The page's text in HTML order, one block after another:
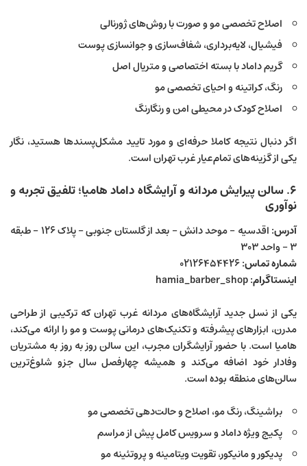
اصلاح تخصصی مو و صورت با روش‌های ژورنالی
فیشیال، لایه‌برداری، شفاف‌سازی و جوانسازی پوست
گریم داماد با بسته اختصاصی و متریال اصل
رنگ، کراتینه و احیای تخصصی مو
اصلاح کودک در محیطی امن و رنگارنگ
اگر دنبال نتیجه کاملا حرفه‌ای و مورد تایید مشکل‌پسندها هستید، نگار
یکی از گزینه‌های تمام‌عیار غرب تهران است.
۶. سالن پیرایش مردانه و آرایشگاه داماد هامیا؛ تلفیق تجربه و
نوآوری
آدرس:
اقدسیه – موحد دانش – بعد از گلستان جنوبی – پلاک ۱۲۶ – طبقه
۳ – واحد ۳۰۳
شماره تماس:
اینستاگرام:
یکی از نسل جدید آرایشگاه‌های مردانه غرب تهران که ترکیبی از طراحی
مدرن، ابزارهای پیشرفته و تکنیک‌های درمانی پوست و مو را ارائه می‌کند،
هامیا است. با حضور آرایشگران مجرب، این سالن روز به روز به مشتریان
وفادار خود اضافه می‌کند و همیشه چهارفصل سال جزو شلوغ‌ترین
سالن‌های منطقه بوده است.
براشینگ، رنگ مو، اصلاح و حالت‌دهی تخصصی مو
پکیج ویژه داماد و سرویس کامل پیش از مراسم
پدیکور و مانیکور، تقویت ویتامینه و پروتئینه مو